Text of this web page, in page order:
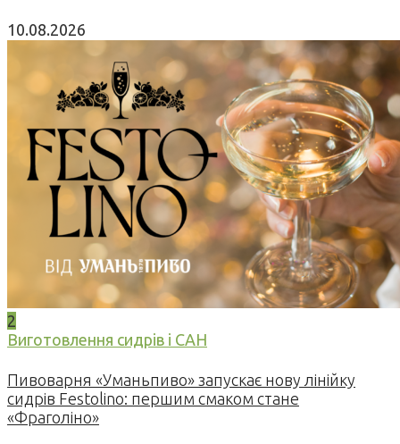
10.08.2026
2
Виготовлення сидрів і САН
Пивоварня «Уманьпиво» запускає нову лінійку
сидрів Festolino: першим смаком стане
«Фраголіно»